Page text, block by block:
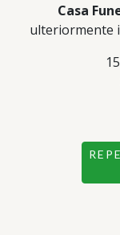
Casa
ulteriormente